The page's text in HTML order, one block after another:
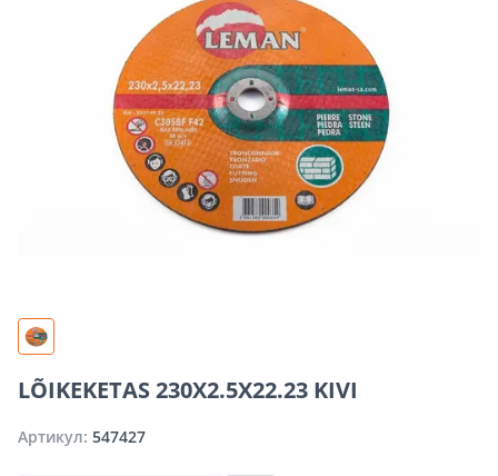
LÕIKEKETAS 230X2.5X22.23 KIVI
Артикул: 547427